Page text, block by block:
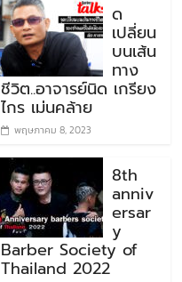
ด
เปลี่ยน
บนเส้น
ทาง
ชีวิต..อาจารย์นิด เกรียง
ไกร เม่นคล้าย
พฤษภาคม 8, 2023
8th
anniv
ersar
y
Barber Society of
Thailand 2022